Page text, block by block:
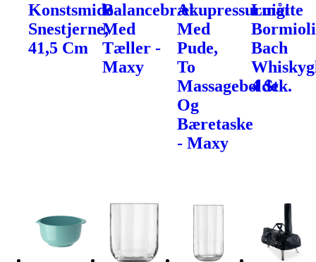
Konstsmide
Snestjerne,
41,5 Cm
Balancebræt
Med
Tæller -
Maxy
Akupressurmåtte
Med
Pude,
To
Massagebolde
Og
Bæretaske
- Maxy
Luigi
Bormioli
Bach
4 Stk.